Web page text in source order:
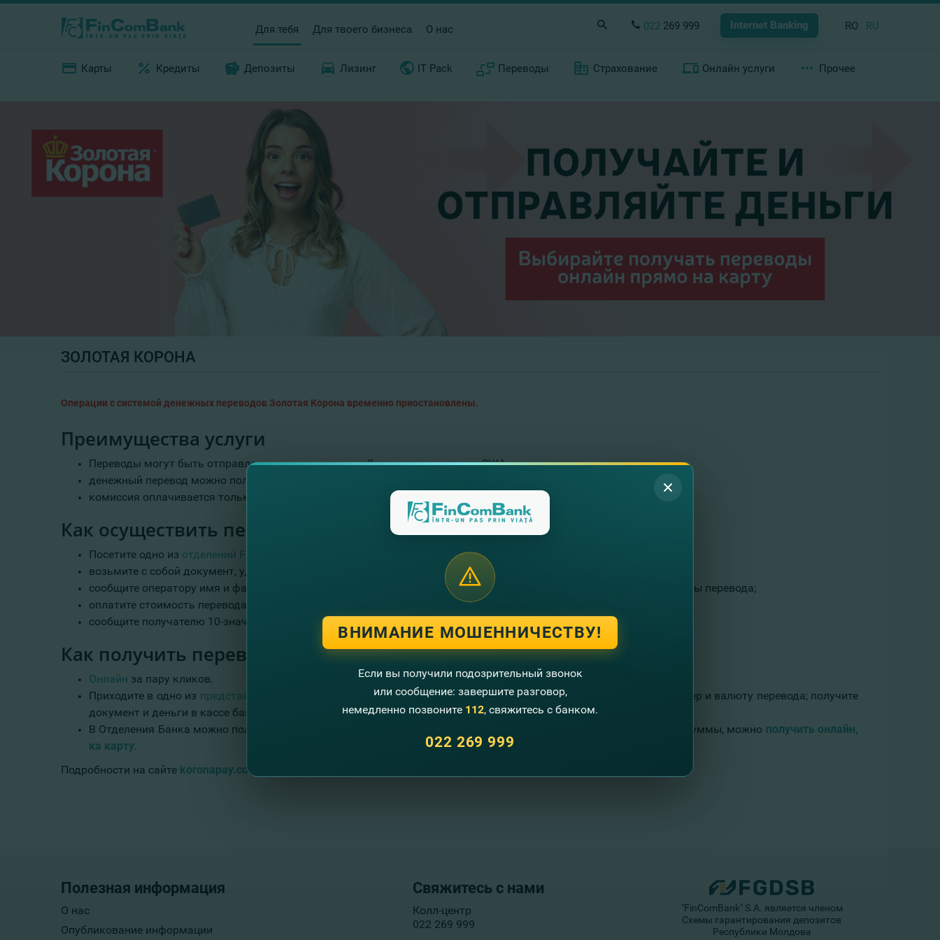
Для тебя Для твоего бизнеса О нас 022 269 999 Internet Banking RO RU
Карты Кредиты Депозиты Лизинг IT Pack Переводы Страхование Онлайн услуги Прочее
ЗОЛОТАЯ КОРОНА
Операции с системой денежных переводов Золотая Корона временно приостановлены.
Преимущества услуги
Переводы могут быть отправлены или выплачены в 2 валюты – доллары США и евро;
денежный перевод можно получить через несколько секунд после его отправки;
комиссия оплачивается только отправителем.
Как осуществить перевод?
Посетите одно из отделений FinComBank
возьмите с собой документ, удостоверяющий вашу личность;
сообщите оператору имя и фамилию получателя, страну назначения денежного перевода, сумму и валюту выплаты перевода;
оплатите стоимость перевода и внесите сумму денег для отправки перевода адресату;
сообщите получателю 10-значный номер, полученный вами при переводе.
Как получить перевод?
Онлайн за пару кликов.
Приходите в одно из представительств FinComBank
с Вашим удостоверением личности; сообщите оператору номер и валюту перевода; получите
документ и деньги в кассе банка.
В Отделения Банка можно получить наличными только переводы свыше 5.000 лей в эквиваленте. Ниже данной суммы, можно получить онлайн,
ка карту.
Подробности на сайте koronapay.com
Полезная информация
О нас
Опубликование информации
Свяжитесь с нами
Колл-центр
022 269 999
"FinComBank" S.A. является членом
Схемы гарантирования депозитов
Республики Молдова
ВНИМАНИЕ МОШЕННИЧЕСТВУ!
Если вы получили подозрительный звонок
или сообщение: завершите разговор,
немедленно позвоните 112, свяжитесь с банком.
022 269 999